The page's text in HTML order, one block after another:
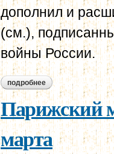
дополнил и
(см.),
войны России.
подробнее о лондонский
Парижский
марта